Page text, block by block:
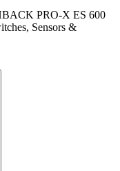
PRO-X ES 600
Sensors &